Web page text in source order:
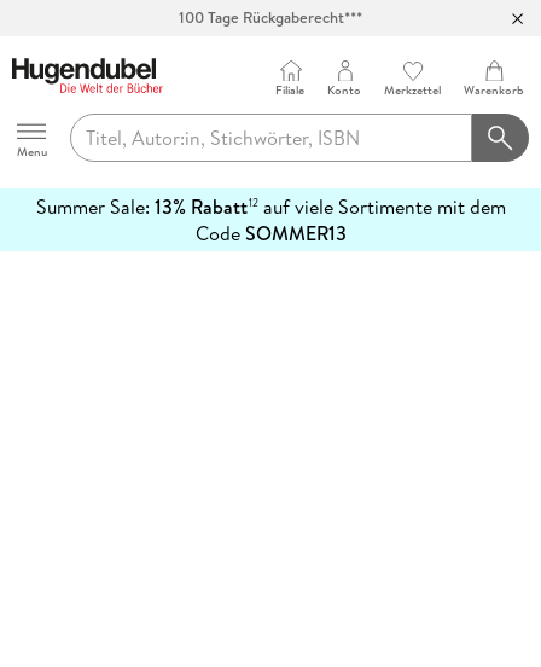
100 Tage Rückgaberecht***
Hugendubel
Menu
Filiale Konto Merkzettel Warenkorb
Summer Sale: 13% Rabatt12auf viele Sortimente mit dem
CodeSOMMER13
erfahren